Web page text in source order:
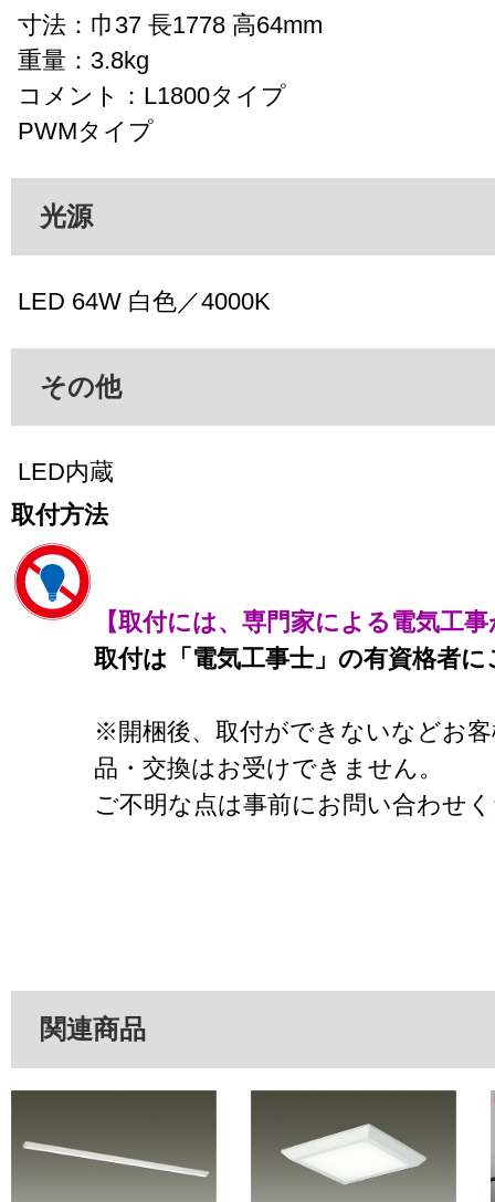
寸法：巾37 長1778 高64mm
重量：3.8kg
コメント：L1800タイプ
PWMタイプ
光源
LED 64W 白色／4000K
その他
LED内蔵
取付方法
【取付には、専門家による電気工
取付は「電気工事士」の有資格者
※開梱後、取付ができないなどお
品・交換はお受けできません。
ご不明な点は事前にお問い合わせ
関連商品